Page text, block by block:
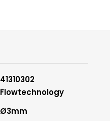
41310302
Flowtechnology
Ø3mm